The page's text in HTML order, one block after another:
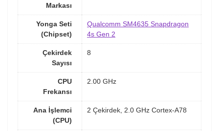
Markası
Yonga Seti
(Chipset)
Qualcomm SM4635 Snapdragon
4s Gen 2
Çekirdek
Sayısı
8
CPU
Frekansı
2.00 GHz
Ana İşlemci
(CPU)
2 Çekirdek, 2.0 GHz Cortex-A78